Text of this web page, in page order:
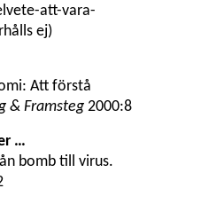
att-vara-
ej)
Att förstå
& Framsteg 2000:8
…
bomb till virus.